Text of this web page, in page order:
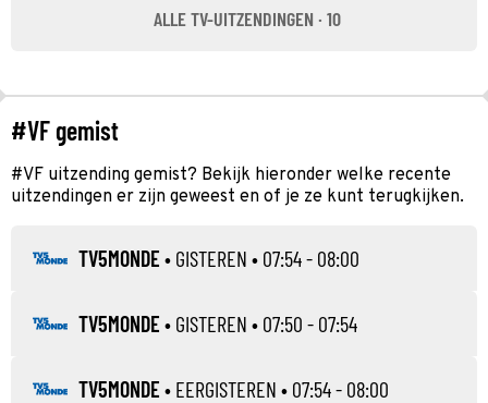
ALLE TV-UITZENDINGEN · 10
#VF gemist
#VF uitzending gemist? Bekijk hieronder welke recente
uitzendingen er zijn geweest en of je ze kunt terugkijken.
TV5MONDE • GISTEREN • 07:54 - 08:00
TV5MONDE • GISTEREN • 07:50 - 07:54
TV5MONDE • EERGISTEREN • 07:54 - 08:00